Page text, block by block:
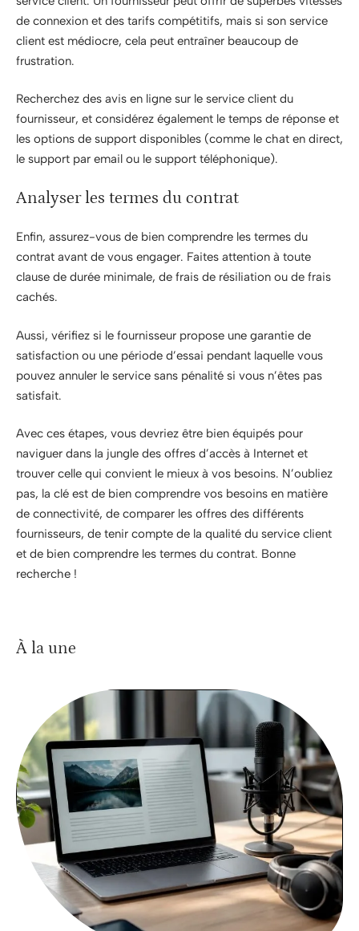
de connexion et des tarifs compétitifs, mais si son service
client est médiocre, cela peut entraîner beaucoup de
frustration.
Recherchez des avis en ligne sur le service client du
fournisseur, et considérez également le temps de réponse et
les options de support disponibles (comme le chat en direct,
le support par email ou le support téléphonique).
Analyser les termes du contrat
Enfin, assurez-vous de bien comprendre les termes du
contrat avant de vous engager. Faites attention à toute
clause de durée minimale, de frais de résiliation ou de frais
cachés.
Aussi, vérifiez si le fournisseur propose une garantie de
satisfaction ou une période d’essai pendant laquelle vous
pouvez annuler le service sans pénalité si vous n’êtes pas
satisfait.
Avec ces étapes, vous devriez être bien équipés pour
naviguer dans la jungle des offres d’accès à Internet et
trouver celle qui convient le mieux à vos besoins. N’oubliez
pas, la clé est de bien comprendre vos besoins en matière
de connectivité, de comparer les offres des différents
fournisseurs, de tenir compte de la qualité du service client
et de bien comprendre les termes du contrat. Bonne
recherche !
À la une